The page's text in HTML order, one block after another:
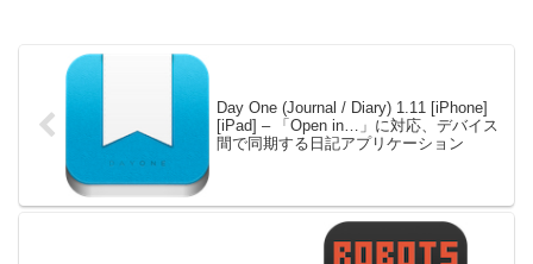
Day One (Journal / Diary) 1.11 [iPhone]
[iPad] – 「Open in…」に対応、デバイス
間で同期する日記アプリケーション